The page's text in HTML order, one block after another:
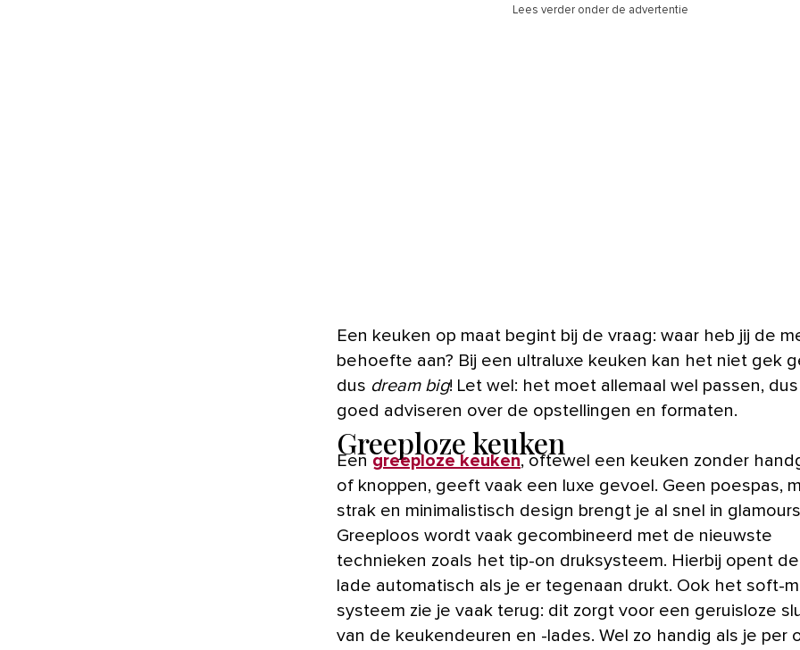
Lees verder onder de advertentie
Een keuken op maat begint bij de vraag: waar heb jij de
behoefte aan? Bij een ultraluxe keuken kan het niet gek
dus dream big! Let wel: het moet allemaal wel passen,
goed adviseren over de opstellingen en formaten.
Greeploze keuken
Een greeploze keuken, oftewel een keuken zonder
of knoppen, geeft vaak een luxe gevoel. Geen poespas,
strak en minimalistisch design brengt je al snel in
Greeploos wordt vaak gecombineerd met de nieuwste
technieken zoals het tip-on druksysteem. Hierbij opent
lade automatisch als je er tegenaan drukt. Ook het soft-
systeem zie je vaak terug: dit zorgt voor een geruisloze
van de keukendeuren en -lades. Wel zo handig als je per